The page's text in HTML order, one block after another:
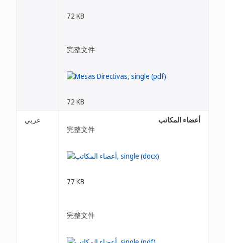
72 KB
完整文件
72 KB
عربي
أعضاء المكاتب
完整文件
77 KB
完整文件